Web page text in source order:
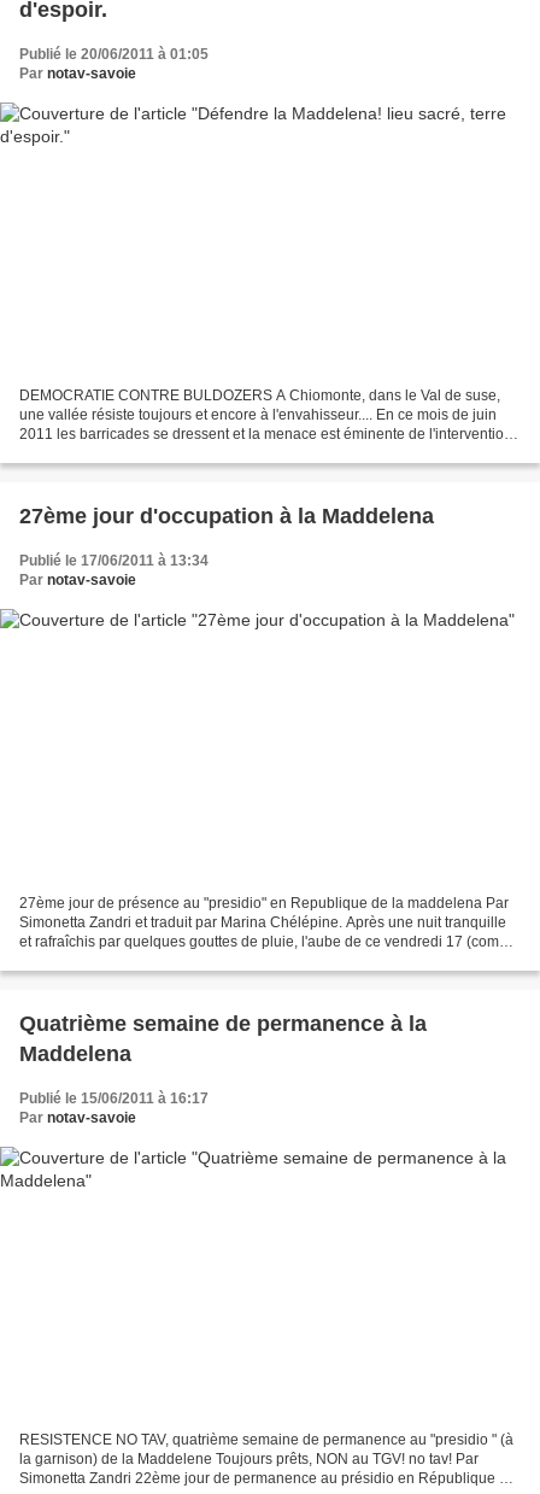
d'espoir.
Publié le 20/06/2011 à 01:05
Par notav-savoie
DEMOCRATIE CONTRE BULDOZERS A Chiomonte, dans le Val de suse,
une vallée résiste toujours et encore à l'envahisseur.... En ce mois de juin
2011 les barricades se dressent et la menace est éminente de l'intervention
27ème jour d'occupation à la Maddelena
Publié le 17/06/2011 à 13:34
Par notav-savoie
27ème jour de présence au "presidio" en Republique de la maddelena Par
Simonetta Zandri et traduit par Marina Chélépine. Après une nuit tranquille
et rafraîchis par quelques gouttes de pluie, l'aube de ce vendredi 17 (comme
Quatrième semaine de permanence à la
Maddelena
Publié le 15/06/2011 à 16:17
Par notav-savoie
RESISTENCE NO TAV, quatrième semaine de permanence au "presidio " (à
la garnison) de la Maddelene Toujours prêts, NON au TGV! no tav! Par
Simonetta Zandri 22ème jour de permanence au présidio en République de